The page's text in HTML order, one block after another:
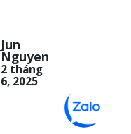
Jun
Nguyen
2 tháng
6, 2025